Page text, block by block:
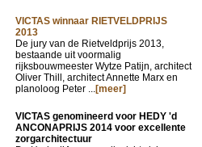
VICTAS winnaar RIETVELDPRIJS
2013
De jury van de Rietveldprijs 2013,
bestaande uit voormalig
rijksbouwmeester Wytze Patijn, architect
Oliver Thill, architect Annette Marx en
planoloog Peter ...[meer]
VICTAS genomineerd voor HEDY 'd
ANCONAPRIJS 2014 voor excellente
zorgarchitectuur